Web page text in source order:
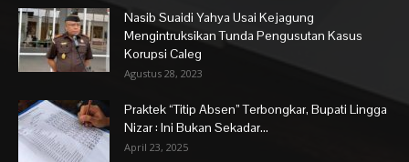
Nasib Suaidi Yahya Usai Kejagung
Mengintruksikan Tunda Pengusutan Kasus
Korupsi Caleg
Agustus 28, 2023
Praktek “Titip Absen” Terbongkar, Bupati Lingga
Nizar : Ini Bukan Sekadar...
April 23, 2025